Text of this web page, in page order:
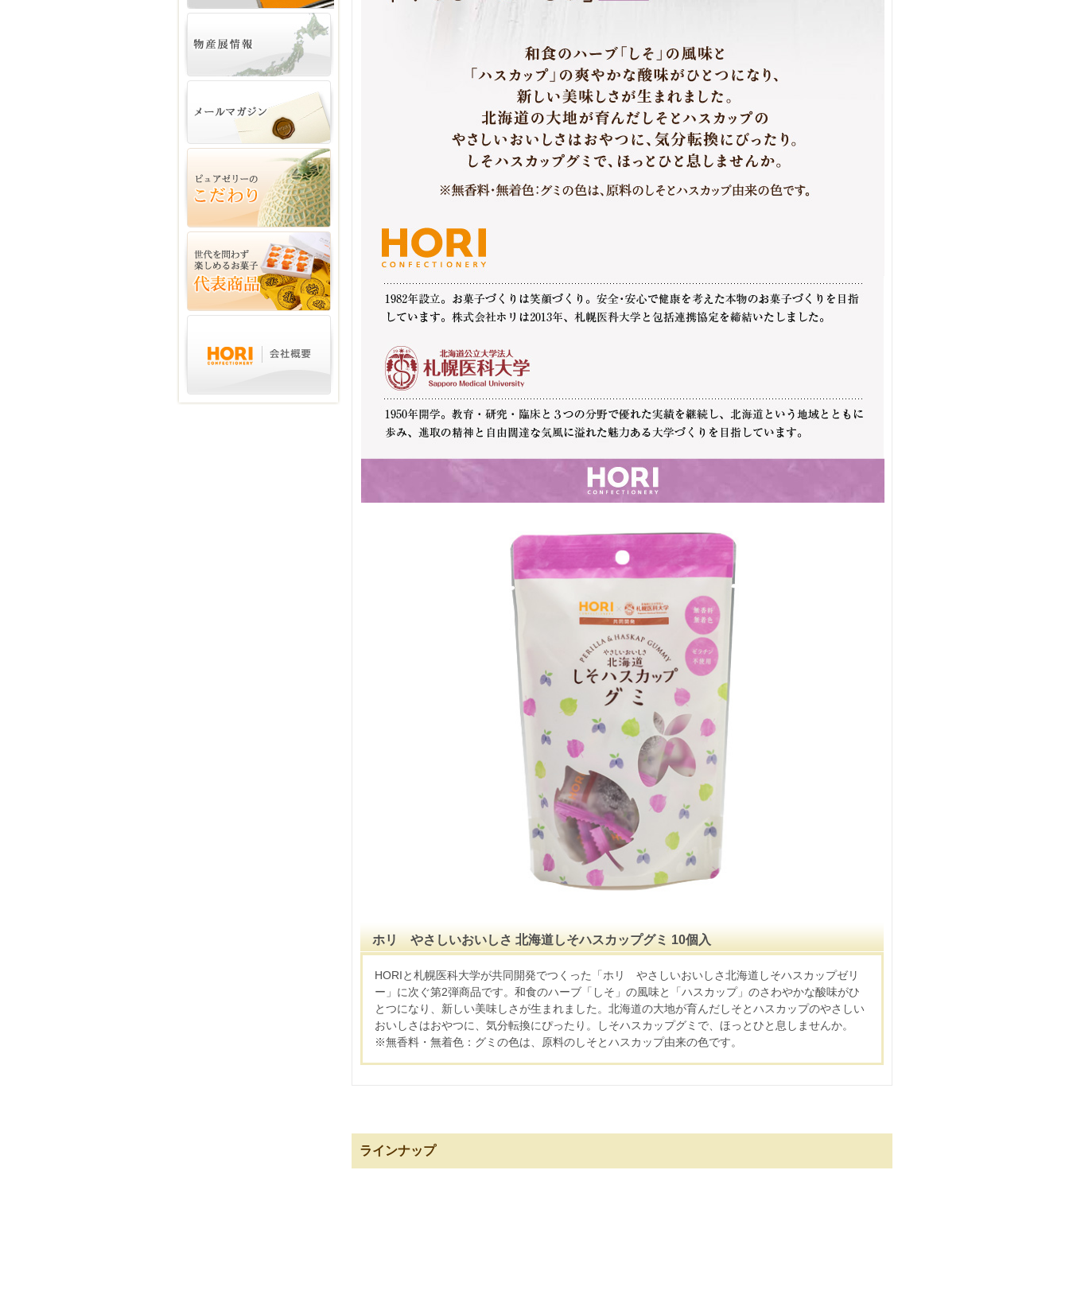
ホリ やさしいおいしさ 北海道しそハスカップグミ 10個入
HORIと札幌医科大学が共同開発でつくった「ホリ やさしいおいしさ北海道しそハスカップゼリ
ー」に次ぐ第2弾商品です。和食のハーブ「しそ」の風味と「ハスカップ」のさわやかな酸味がひ
とつになり、新しい美味しさが生まれました。北海道の大地が育んだしそとハスカップのやさしい
おいしさはおやつに、気分転換にぴったり。しそハスカップグミで、ほっとひと息しませんか。
※無香料・無着色：グミの色は、原料のしそとハスカップ由来の色です。
ラインナップ